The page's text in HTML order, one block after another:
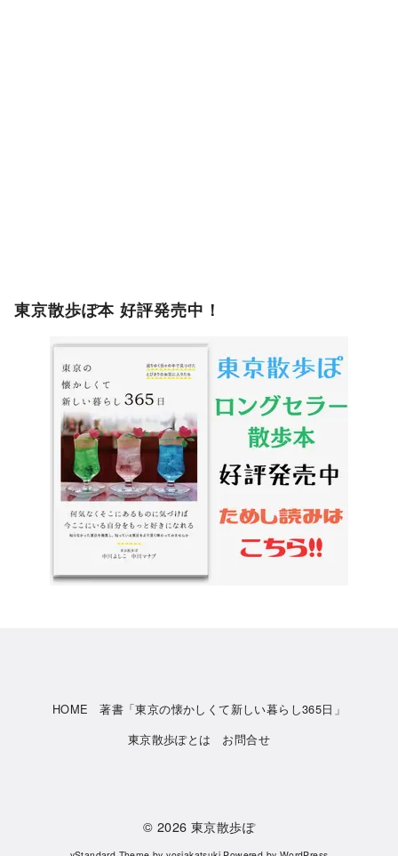
東京散歩ぽ本 好評発売中！
HOME
著書「東京の懐かしくて新しい暮らし365日」
東京散歩ぽとは
お問合せ
© 2026 東京散歩ぽ